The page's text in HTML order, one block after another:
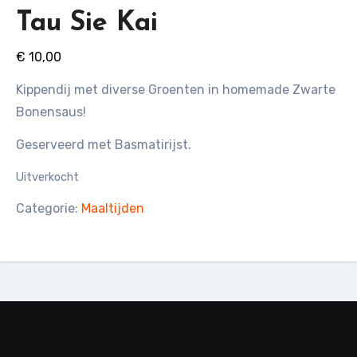
Tau Sie Kai
€ 10,00
Kippendij met diverse Groenten in homemade Zwarte
Bonensaus!
Geserveerd met Basmatirijst.
Uitverkocht
Categorie: Maaltijden